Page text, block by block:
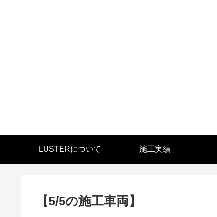
LUSTERについて 施工実績
【5/5の施工車両】